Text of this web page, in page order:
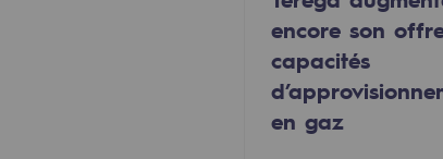
Concertations CH4, H2 et CO2
Espace pédagogique
Espace pédagogique
encore son
capacités
en gaz